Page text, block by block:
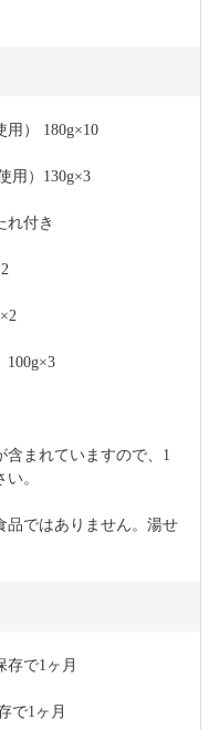
用） 180g×10
用）130g×3
れ付き
100g×3
まれていますので、1
。
ではありません。湯せ
存で1ヶ月
で1ヶ月